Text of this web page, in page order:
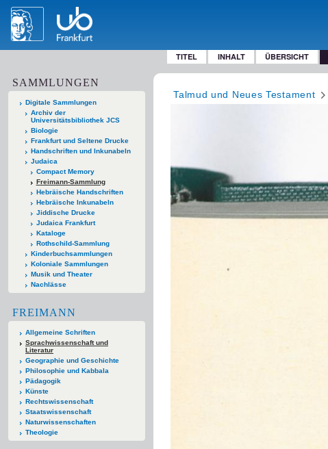
TITEL INHALT ÜBERSICHT
SAMMLUNGEN
Digitale Sammlungen
Archiv der
Universitätsbibliothek JCS
Biologie
Frankfurt und Seltene Drucke
Handschriften und Inkunabeln
Judaica
Compact Memory
Freimann-Sammlung
Hebräische Handschriften
Hebräische Inkunabeln
Jiddische Drucke
Judaica Frankfurt
Kataloge
Rothschild-Sammlung
Kinderbuchsammlungen
Koloniale Sammlungen
Musik und Theater
Nachlässe
FREIMANN
Allgemeine Schriften
Sprachwissenschaft und
Literatur
Geographie und Geschichte
Philosophie und Kabbala
Pädagogik
Künste
Rechtswissenschaft
Staatswissenschaft
Naturwissenschaften
Theologie
Talmud und Neues Testament